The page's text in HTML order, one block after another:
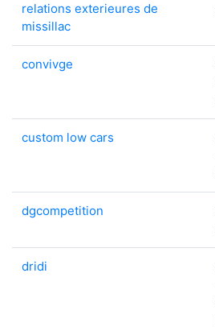
relations exterieures de
missillac
convivge
custom low cars
dgcompetition
dridi